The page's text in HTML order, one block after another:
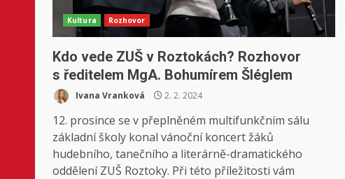
Kultura Rozhovor
Kdo vede ZUŠ v Roztokách? Rozhovor
s ředitelem MgA. Bohumírem Šléglem
Ivana Vranková 2. 2. 2024
12. prosince se v přeplněném multifunkčním sálu
základní školy konal vánoční koncert žáků
hudebního, tanečního a literárně-dramatického
oddělení ZUŠ Roztoky. Při této příležitosti vám